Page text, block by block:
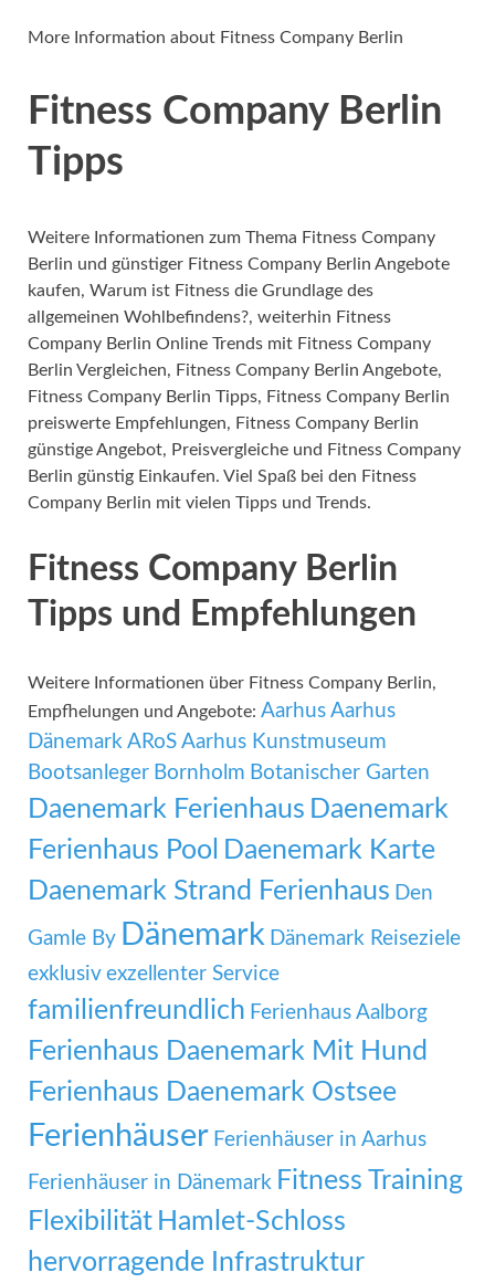
More Information about Fitness Company Berlin
Fitness Company Berlin
Tipps
Weitere Informationen zum Thema Fitness Company
Berlin und günstiger Fitness Company Berlin Angebote
kaufen, Warum ist Fitness die Grundlage des
allgemeinen Wohlbefindens?, weiterhin Fitness
Company Berlin Online Trends mit Fitness Company
Berlin Vergleichen, Fitness Company Berlin Angebote,
Fitness Company Berlin Tipps, Fitness Company Berlin
preiswerte Empfehlungen, Fitness Company Berlin
günstige Angebot, Preisvergleiche und Fitness Company
Berlin günstig Einkaufen. Viel Spaß bei den Fitness
Company Berlin mit vielen Tipps und Trends.
Fitness Company Berlin
Tipps und Empfehlungen
Weitere Informationen über Fitness Company Berlin,
Empfhelungen und Angebote: Aarhus Aarhus
Dänemark ARoS Aarhus Kunstmuseum
Bootsanleger Bornholm Botanischer Garten
Daenemark Ferienhaus Daenemark
Ferienhaus Pool Daenemark Karte
Daenemark Strand Ferienhaus Den
Gamle By Dänemark Dänemark Reiseziele
exklusiv exzellenter Service
familienfreundlich Ferienhaus Aalborg
Ferienhaus Daenemark Mit Hund
Ferienhaus Daenemark Ostsee
Ferienhäuser Ferienhäuser in Aarhus
Ferienhäuser in Dänemark Fitness Training
Flexibilität Hamlet-Schloss
hervorragende Infrastruktur